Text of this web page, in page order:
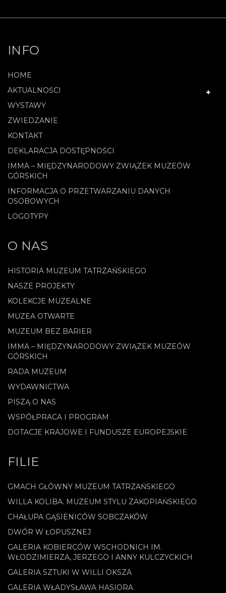
INFO
HOME
AKTUALNOŚCI
WYSTAWY
ZWIEDZANIE
KONTAKT
DEKLARACJA DOSTĘPNOŚCI
IMMA – MIĘDZYNARODOWY ZWIĄZEK MUZEÓW
GÓRSKICH
INFORMACJA O PRZETWARZANIU DANYCH
OSOBOWYCH
LOGOTYPY
O NAS
HISTORIA MUZEUM TATRZAŃSKIEGO
NASZE PROJEKTY
KOLEKCJE MUZEALNE
MUZEA OTWARTE
MUZEUM BEZ BARIER
IMMA – MIĘDZYNARODOWY ZWIĄZEK MUZEÓW
GÓRSKICH
RADA MUZEUM
WYDAWNICTWA
PISZĄ O NAS
WSPÓŁPRACA I PROGRAM
DOTACJE KRAJOWE I FUNDUSZE EUROPEJSKIE
FILIE
GMACH GŁÓWNY MUZEUM TATRZAŃSKIEGO
WILLA KOLIBA. MUZEUM STYLU ZAKOPIAŃSKIEGO
CHAŁUPA GĄSIENICÓW SOBCZAKÓW
DWÓR W ŁOPUSZNEJ
GALERIA KOBIERCÓW WSCHODNICH IM.
WŁODZIMIERZA, JERZEGO I ANNY KULCZYCKICH
GALERIA SZTUKI W WILLI OKSZA
GALERIA WŁADYSŁAWA HASIORA